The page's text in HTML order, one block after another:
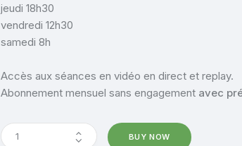
jeudi 18h30
vendredi 12h30
samedi 8h
Accès aux séances en vidéo en direct et replay.
Abonnement mensuel sans engagement avec
BUY NOW